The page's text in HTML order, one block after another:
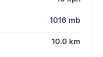
1016 mb
10.0 km